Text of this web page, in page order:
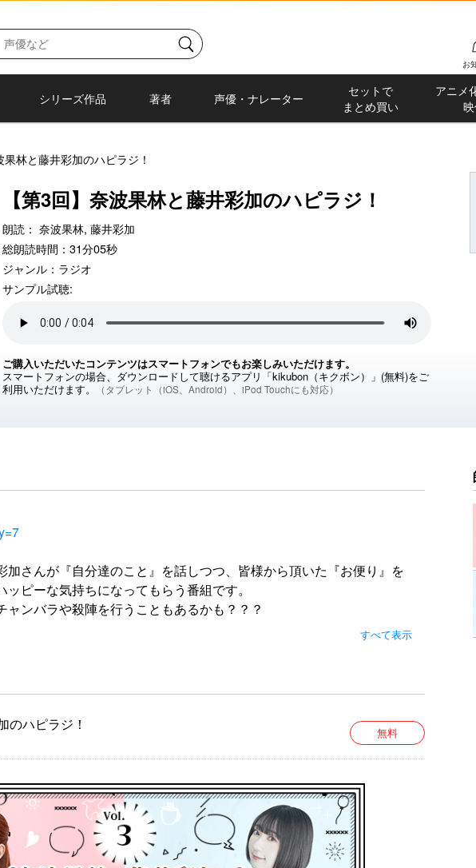
お
シリーズ作品 著者 声優・ナレーター
セットで
まとめ買い
アニメ
果林と藤井彩加のハピラジ！
【第3回】奈波果林と藤井彩加のハピラジ！
朗読： 奈波果林, 藤井彩加
総朗読時間：31分05秒
ジャンル： ラジオ
サンプル試聴:
ご購入いただいたコンテンツはスマートフォンでもお楽しみいただけます。
スマートフォンの場合、ダウンロードして聴けるアプリ「kikubon（キクボン）」(無料)をご
利用いただけます。
（タブレット（iOS、Android）、iPod Touchにも対応）
加さんが『自分達のこと』を話しつつ、皆様から頂いた『お便り』を
ピーな気持ちになってもらう番組です。
ャンバラや殺陣を行うこともあるかも？？？
ギュア収集、スポーツチャンバラ（初段）、フェンシング、小動物看
すべて表示
のハピラジ！ 無料